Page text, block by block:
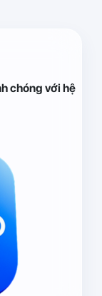
chóng với hệ